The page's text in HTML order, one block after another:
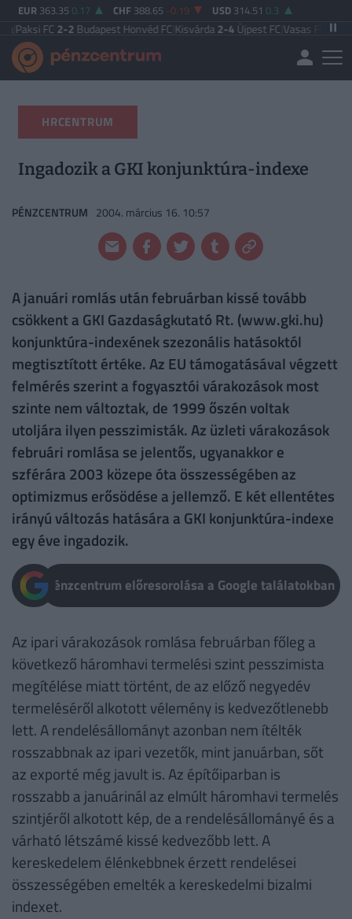
EUR 363.35 0.17 CHF 388.65 -0.19 USD 314.51 0.3
2-2Budapest Honvéd FC |Kisvárda2-4Újpest FC| Vasas FC5-0
HRCENTRUM
Ingadozik a GKI konjunktúra-indexe
PÉNZCENTRUM 2004. március 16. 10:57
A januári romlás után februárban kissé tovább
csökkent a GKI Gazdaságkutató Rt. (www.gki.hu)
konjunktúra-indexének szezonális hatásoktól
megtisztított értéke. Az EU támogatásával végzett
felmérés szerint a fogyasztói várakozások most
szinte nem változtak, de 1999 őszén voltak
utoljára ilyen pesszimisták. Az üzleti várakozások
februári romlása se jelentős, ugyanakkor e
szférára 2003 közepe óta összességében az
optimizmus erősödése a jellemző. E két ellentétes
irányú változás hatására a GKI konjunktúra-indexe
egy éve ingadozik.
Pénzcentrum előresorolása a Google találatokban
Az ipari várakozások romlása februárban főleg a
következő háromhavi termelési szint pesszimista
megítélése miatt történt, de az előző negyedév
termeléséről alkotott vélemény is kedvezőtlenebb
lett. A rendelésállományt azonban nem ítélték
rosszabbnak az ipari vezetők, mint januárban, sőt
az exporté még javult is. Az építőiparban is
rosszabb a januárinál az elmúlt háromhavi termelés
szintjéről alkotott kép, de a rendelésállományé és a
várható létszámé kissé kedvezőbb lett. A
kereskedelem élénkebbnek érzett rendelései
összességében emelték a kereskedelmi bizalmi
indexet.